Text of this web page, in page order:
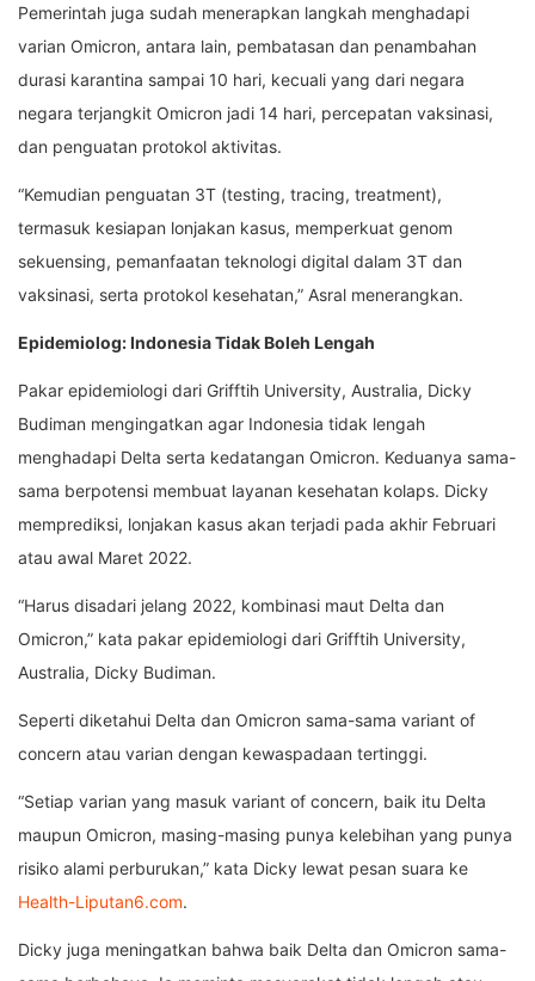
Pemerintah juga sudah menerapkan langkah menghadapi
varian Omicron, antara lain, pembatasan dan penambahan
durasi karantina sampai 10 hari, kecuali yang dari negara
negara terjangkit Omicron jadi 14 hari, percepatan vaksinasi,
dan penguatan protokol aktivitas.
“Kemudian penguatan 3T (testing, tracing, treatment),
termasuk kesiapan lonjakan kasus, memperkuat genom
sekuensing, pemanfaatan teknologi digital dalam 3T dan
vaksinasi, serta protokol kesehatan,” Asral menerangkan.
Epidemiolog: Indonesia Tidak Boleh Lengah
Pakar epidemiologi dari Grifftih University, Australia, Dicky
Budiman mengingatkan agar Indonesia tidak lengah
menghadapi Delta serta kedatangan Omicron. Keduanya sama-
sama berpotensi membuat layanan kesehatan kolaps. Dicky
memprediksi, lonjakan kasus akan terjadi pada akhir Februari
atau awal Maret 2022.
“Harus disadari jelang 2022, kombinasi maut Delta dan
Omicron,” kata pakar epidemiologi dari Grifftih University,
Australia, Dicky Budiman.
Seperti diketahui Delta dan Omicron sama-sama variant of
concern atau varian dengan kewaspadaan tertinggi.
“Setiap varian yang masuk variant of concern, baik itu Delta
maupun Omicron, masing-masing punya kelebihan yang punya
risiko alami perburukan,” kata Dicky lewat pesan suara ke
Health-Liputan6.com.
Dicky juga meningatkan bahwa baik Delta dan Omicron sama-